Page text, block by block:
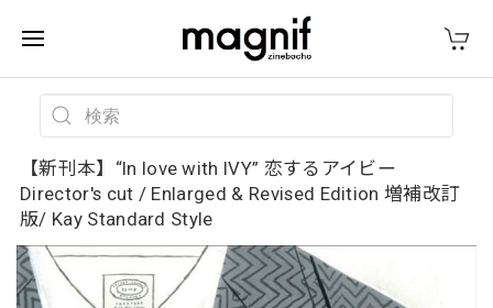
【新刊本】“In love with IVY” 恋するアイビー
Director's cut / Enlarged & Revised Edition 増補改訂
版/ Kay Standard Style